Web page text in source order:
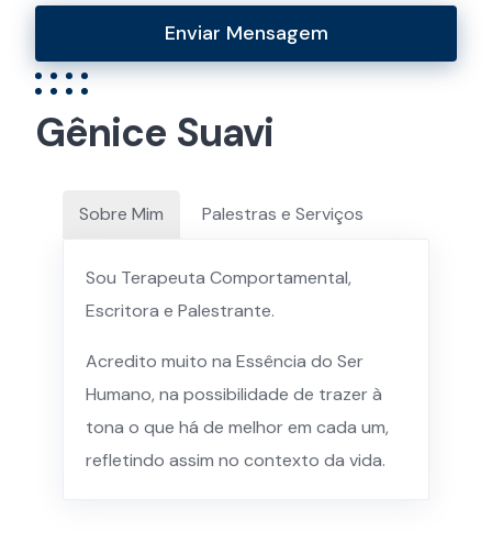
Enviar Mensagem
Gênice Suavi
Sobre Mim Palestras e Serviços
Sou Terapeuta Comportamental,
Escritora e Palestrante.
Acredito muito na Essência do Ser
Humano, na possibilidade de trazer à
tona o que há de melhor em cada um,
refletindo assim no contexto da vida.